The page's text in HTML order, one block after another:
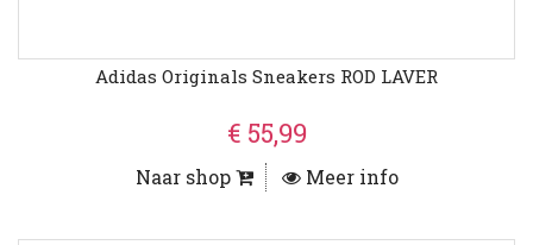
Adidas Originals Sneakers ROD LAVER
€ 55,99
Naar shop Meer info